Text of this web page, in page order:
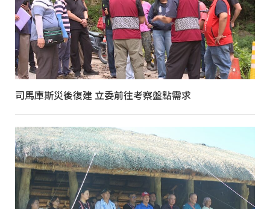
司馬庫斯災後復建 立委前往考察盤點需求